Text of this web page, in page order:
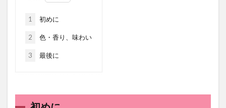
1 初めに
2 色・香り、味わい
3 最後に